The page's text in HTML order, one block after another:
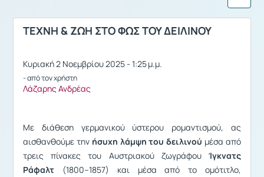
ΤΕΧΝΗ & ΖΩΗ ΣΤΟ ΦΩΣ ΤΟΥ ΔΕΙΛΙΝΟΥ
Κυριακή 2 Νοεμβρίου 2025 - 1:25 μ.μ.
- από τον χρήστη
Λάζαρης Ανδρέας
Με διάθεση γερμανικού ύστερου ρομαντισμού, ας
αισθανθούμε την ήσυχη λάμψη του δειλινού μέσα από
τρεις πίνακες του Αυστριακού ζωγράφου Ίγκνατς
Ράφαλτ (1800–1857) και μέσα από το ομότιτλο,